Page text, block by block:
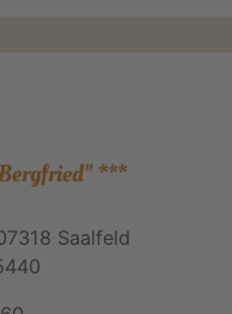
***
Saalfeld